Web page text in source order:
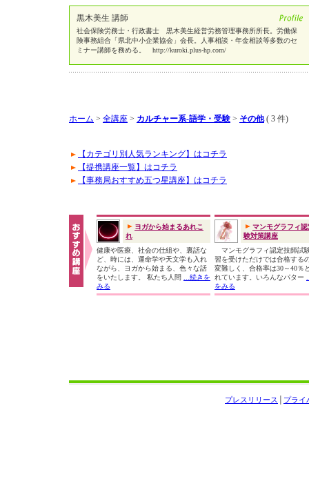
黒木美生 講師
社会保険労務士・行政書士 黒木美生経営労務管理事務所所長。労働保
険事務組合「県北中小企業協会」会長。人事相談・年金相談等多数のセ
ミナー講師を務める。 http://kuroki.plus-hp.com/
ホーム > 全講座 > カルチャー系-語学・受験 > その他 ( 3 件)
【カテゴリ別人気ランキング】はコチラ
【提携講座一覧】はコチラ
【事務局おすすめ五つ星講座】はコチラ
ヨガから始まるあれこ
れ
健康や医療、社会の仕組や、裏話な
ど、時には、運命学や天文学も入れ
ながら、ヨガから始まる、色々な話
をいたします。 私たち人間
...続きを
みる
マンモグラフィ認
験対策講座
マンモグラフィ認定技師試
習を受けただけでは合格する
変難しく、合格率は30～40％
れています。いろんなパター
をみる
プライ
プレスリリース